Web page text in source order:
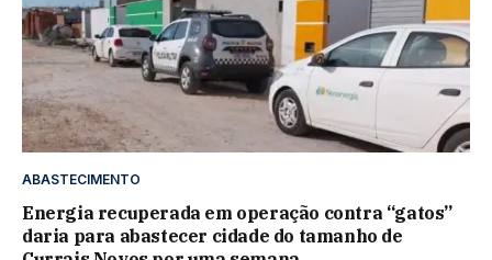
ABASTECIMENTO
Energia recuperada em operação contra “gatos”
daria para abastecer cidade do tamanho de